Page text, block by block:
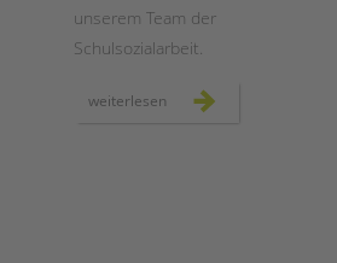
unserem Team der
Schulsozialarbeit.
weiterlesen
zeichen